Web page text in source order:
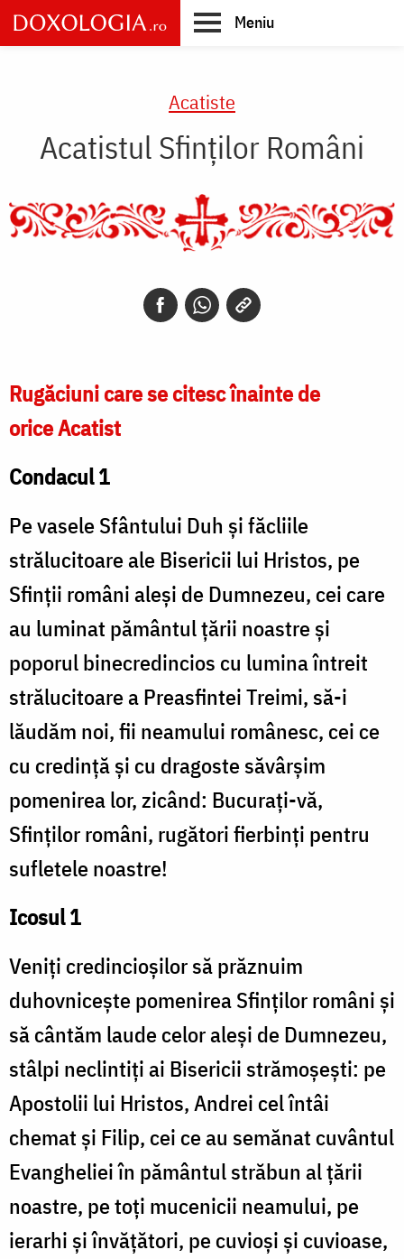
Skip
to
main
Meniu
Acatiste
Acatistul Sfinților Români
Rugăciuni care se citesc înainte de
orice Acatist
Condacul 1
Pe vasele Sfântului Duh şi făcliile
strălucitoare ale Bisericii lui Hristos, pe
Sfinţii români aleşi de Dumnezeu, cei care
au luminat pământul ţării noastre şi
poporul binecredincios cu lumina întreit
strălucitoare a Preasfintei Treimi, să-i
lăudăm noi, fii neamului românesc, cei ce
cu credinţă şi cu dragoste săvârşim
pomenirea lor, zicând: Bucuraţi-vă,
Sfinţilor români, rugători fierbinţi pentru
sufletele noastre!
Icosul 1
Veniţi credincioşilor să prăznuim
duhovniceşte pomenirea Sfinţilor români şi
să cântăm laude celor aleşi de Dumnezeu,
stâlpi neclintiţi ai Bisericii strămoşeşti: pe
Apostolii lui Hristos, Andrei cel întâi
chemat şi Filip, cei ce au semănat cuvântul
Evangheliei în pământul străbun al ţării
noastre, pe toţi mucenicii neamului, pe
ierarhi şi învăţători, pe cuvioşi şi cuvioase,